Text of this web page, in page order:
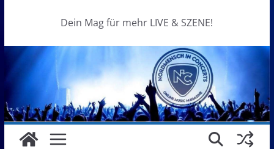
Dein Mag für mehr LIVE & SZENE!